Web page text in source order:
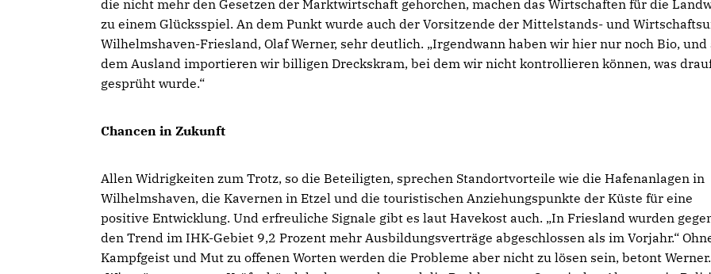
die nicht mehr den Gesetzen der Marktwirtschaft gehorchen, machen das Wirtschaften für die
zu einem Glücksspiel. An dem Punkt wurde auch der Vorsitzende der Mittelstands- und
Wilhelmshaven-Friesland, Olaf Werner, sehr deutlich. „Irgendwann haben wir hier nur noch Bio, und
dem Ausland importieren wir billigen Dreckskram, bei dem wir nicht kontrollieren können, was
gesprüht wurde.“
Chancen in Zukunft
Allen Widrigkeiten zum Trotz, so die Beteiligten, sprechen Standortvorteile wie die Hafenanlagen in
Wilhelmshaven, die Kavernen in Etzel und die touristischen Anziehungspunkte der Küste für eine
positive Entwicklung. Und erfreuliche Signale gibt es laut Havekost auch. „In Friesland wurden
den Trend im IHK-Gebiet 9,2 Prozent mehr Ausbildungsverträge abgeschlossen als im Vorjahr.“
Kampfgeist und Mut zu offenen Worten werden die Probleme aber nicht zu lösen sein, betont Werner.